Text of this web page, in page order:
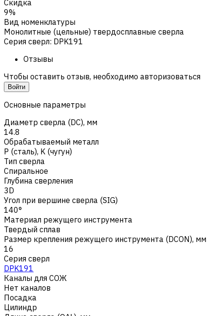
Скидка
9%
Вид номенклатуры
Монолитные (цельные) твердосплавные сверла
Серия сверл: DPK191
Отзывы
Чтобы оставить отзыв, необходимо авторизоваться
Войти
Основные параметры
Диаметр сверла (DC), мм
14.8
Обрабатываемый металл
Р (сталь), K (чугун)
Тип сверла
Спиральное
Глубина сверления
3D
Угол при вершине сверла (SIG)
140°
Материал режущего инструмента
Твердый сплав
Размер крепления режущего инструмента (DCON), мм
16
Серия сверл
DPK191
Каналы для СОЖ
Нет каналов
Посадка
Цилиндр